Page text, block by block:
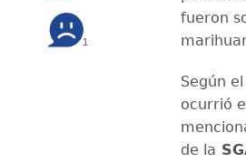
1
fueron
Según
ocurrió
de la